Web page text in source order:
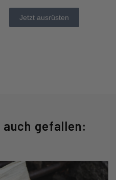
Jetzt ausrüsten
auch gefallen: